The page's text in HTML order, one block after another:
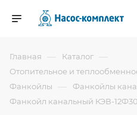
Главная — Каталог —
Отопительное и
Фанкойлы — Фанкойлы
Фанкойл канальный КЭВ-